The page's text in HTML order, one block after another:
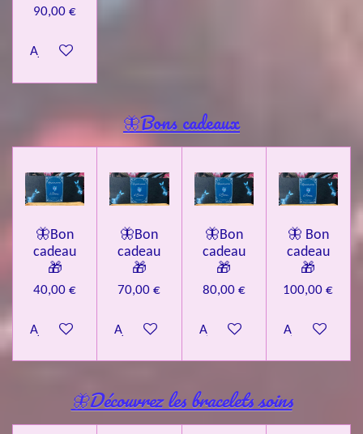
90,00 €
Ajouter au panier
🦋Bons cadeaux
🦋Bon
cadeau
🎁
40,00 €
Ajouter au panier
🦋Bon
cadeau
🎁
70,00 €
Ajouter au panier
🦋Bon
cadeau
🎁
80,00 €
Ajouter au panier
🦋 Bon
cadeau
🎁
100,00 €
Ajouter au
🦋Découvrez les bracelets soins